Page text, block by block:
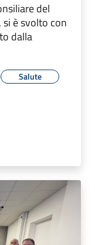
del
si è svolto con
dalla
Salute